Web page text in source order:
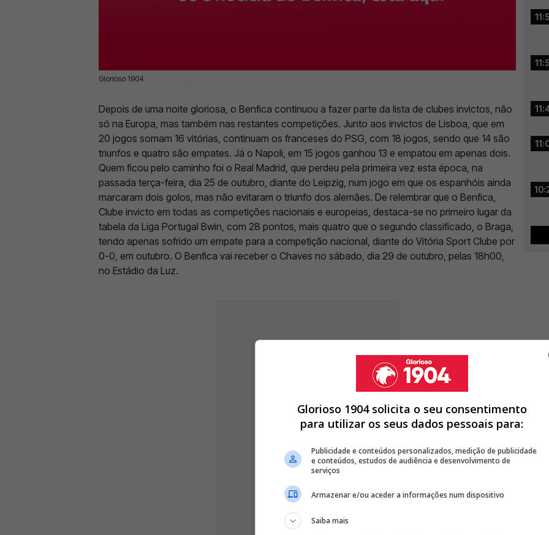
Glorioso 1904
26 Out 2022 | 19:31 |
Depois de uma noite gloriosa, o Benfica continuou a fazer parte da lista de clubes invictos, não
só na Europa, mas também nas restantes competições. Junto aos invictos de Lisboa, que em
20 jogos somam 16 vitórias, continuam os franceses do PSG, com 18 jogos, sendo que 14 são
triunfos e quatro são empates. Já o Napoli, em 15 jogos ganhou 13 e empatou em apenas dois.
Quem ficou pelo caminho foi o Real Madrid, que perdeu pela primeira vez esta época, na
passada terça-feira, dia 25 de outubro, diante do Leipzig, num jogo em que os espanhóis ainda
marcaram dois golos, mas não evitaram o triunfo dos alemães. De relembrar que o Benfica,
Clube invicto em todas as competições nacionais e europeias, destaca-se no primeiro lugar da
tabela da Liga Portugal Bwin, com 28 pontos, mais quatro que o segundo classificado, o Braga,
tendo apenas sofrido um empate para a competição nacional, diante do Vitória Sport Clube por
0-0, em outubro. O Benfica vai receber o Chaves no sábado, dia 29 de outubro, pelas 18h00,
no Estádio da Luz.
Glorioso 1904 solicita o seu consentimento
para utilizar os seus dados pessoais para:
Publicidade e conteúdos personalizados, medição de publicidade
e conteúdos, estudos de audiência e desenvolvimento de
serviços
Armazenar e/ou aceder a informações num dispositivo
Saiba mais